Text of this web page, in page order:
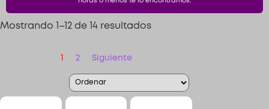
Bicicletas
Patines
Patinetas
Mostrando 1–12 de 14 resultados
2 Siguiente